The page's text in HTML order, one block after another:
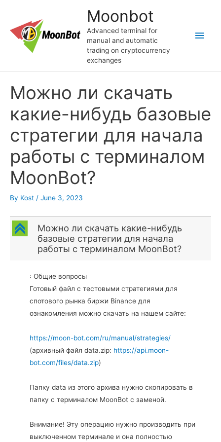
content
Moonbot
Advanced terminal for
manual and automatic
trading on cryptocurrency
exchanges
Main
Можно ли скачать
какие-нибудь базовые
стратегии для начала
работы с терминалом
MoonBot?
By Kost / June 3, 2023
C
Можно ли скачать какие-нибудь
базовые стратегии для начала
работы с терминалом MoonBot?
: Общие вопросы
Готовый файл с тестовыми стратегиями для
спотового рынка биржи Binance для
ознакомления можно скачать на нашем сайте:
https://moon-bot.com/ru/manual/strategies/
(архивный файл data.zip: https://api.moon-
bot.com/files/data.zip)
Папку data из этого архива нужно скопировать в
папку с терминалом MoonBot с заменой.
Внимание! Эту операцию нужно производить при
выключенном терминале и она полностью